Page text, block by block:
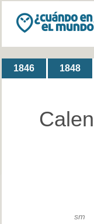
1846 1848
sm